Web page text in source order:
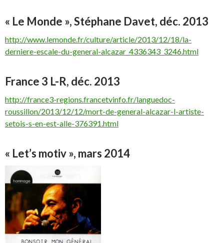
« Le Monde », Stéphane Davet, déc. 2013
http://www.lemonde.fr/culture/article/2013/12/18/la-
derniere-escale-du-general-alcazar_4336343_3246.html
France 3 L-R, déc. 2013
http://france3-regions.francetvinfo.fr/languedoc-
roussillon/2013/12/12/mort-de-general-alcazar-l-artiste-
setois-s-en-est-alle-376391.html
« Let’s motiv », mars 2014